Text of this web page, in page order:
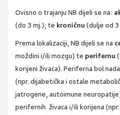
Ovisno o trajanju NB dijeli se na:
(do 3 mj.); te kroničnu (dulje od 3
Prema lokalizaciji, NB dijeli se na
moždini i/ili mozgu) te perifernu
korijeni živaca). Periferna bol
(npr. dijabetička i ostale
jatrogene, autoimune
perifernih živaca i/ili korijena